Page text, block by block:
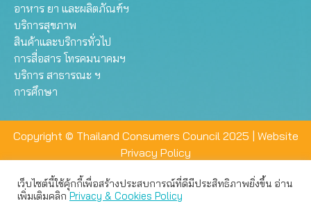
อาหาร ยา และผลิตภัณฑ์ฯ
บริการสุขภาพ
สินค้าและบริการทั่วไป
การสื่อสาร โทรคมนาคมฯ
บริการ สาธารณะ ฯ
การศึกษา
Copyright © Thailand Consumers Council 2025 | Website
Privacy Policy
เว็บไซต์นี้ใช้คุ้กกี้เพื่อสร้างประสบการณ์ที่ดีมีประสิทธิภาพยิ่งขึ้น อ่าน
เพิ่มเติมคลิกPrivacy & Cookies Policy
เว็บไซต์นี้ใช้คุกกี้เพื่อมอบประสบการณ์การใช้งานที่ดีให้แก่ท่าน คุณ
สามารถเลือกตั้งค่าความเป็นส่วนตัวได้